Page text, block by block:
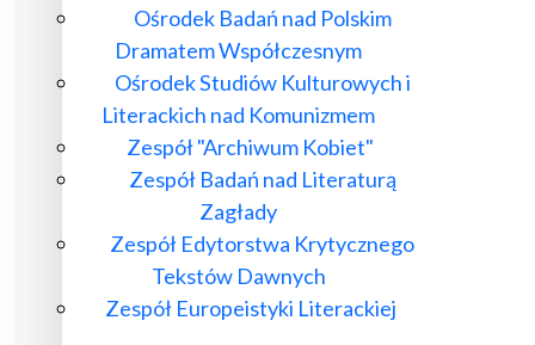
Ośrodek Badań nad Polskim
Dramatem Współczesnym
Ośrodek Studiów Kulturowych i
Literackich nad Komunizmem
Zespół "Archiwum Kobiet"
Zespół Badań nad Literaturą
Zagłady
Zespół Edytorstwa Krytycznego
Tekstów Dawnych
Zespół Europeistyki Literackiej